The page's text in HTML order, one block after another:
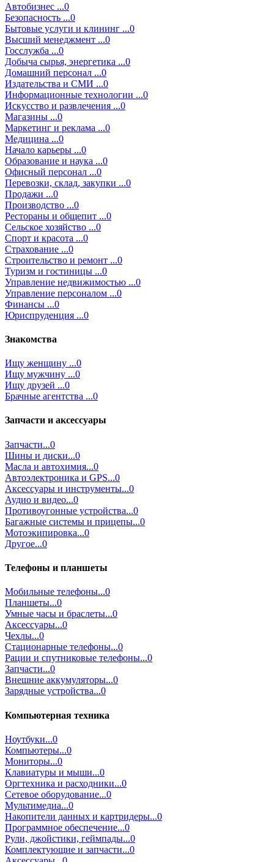
Автобизнес ...0
Безопасность ...0
Бытовые услуги и клининг ...0
Высший менеджмент ...0
Госслужба ...0
Добыча сырья, энергетика ...0
Домашний персонал ...0
Издательства и СМИ ...0
Информационные технологии ...0
Искусство и развлечения ...0
Магазины ...0
Маркетинг и реклама ...0
Медицина ...0
Начало карьеры ...0
Образование и наука ...0
Офисный персонал ...0
Перевозки, склад, закупки ...0
Продажи ...0
Производство ...0
Рестораны и общепит ...0
Сельское хозяйство ...0
Спорт и красота ...0
Страхование ...0
Строительство и ремонт ...0
Туризм и гостиницы ...0
Управление недвижимостью ...0
Управление персоналом ...0
Финансы ...0
Юриспруденция ...0
Знакомства
Ищу женщину ...0
Ищу мужчину ...0
Ищу друзей ...0
Брачные агентства ...0
Запчасти и аксессуары
Запчасти...0
Шины и диски...0
Масла и автохимия...0
Автоэлектроника и GPS...0
Аксессуары и инструменты...0
Аудио и видео...0
Противоугонные устройства...0
Багажные системы и прицепы...0
Мотоэкипировка...0
Другое...0
Телефоны и планшеты
Мобильные телефоны...0
Планшеты...0
Умные часы и браслеты...0
Аксессуары...0
Чехлы...0
Стационарные телефоны...0
Рации и спутниковые телефоны...0
Запчасти...0
Внешние аккумуляторы...0
Зарядные устройства...0
Компьютерная техника
Ноутбуки...0
Компьютеры...0
Мониторы...0
Клавиатуры и мыши...0
Оргтехника и расходники...0
Сетевое оборудование...0
Мультимедиа...0
Накопители данных и картридеры...0
Программное обеспечение...0
Рули, джойстики, геймпады...0
Комплектующие и запчасти...0